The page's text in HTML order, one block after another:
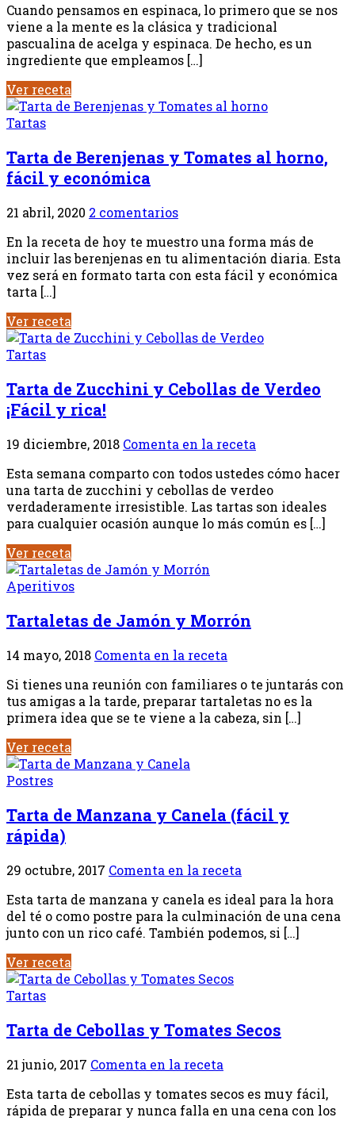
Cuando pensamos en espinaca, lo primero que se nos
viene a la mente es la clásica y tradicional
pascualina de acelga y espinaca. De hecho, es un
ingrediente que empleamos […]
Ver receta
Tartas
Tarta de Berenjenas y Tomates al horno,
fácil y económica
21 abril, 2020 2 comentarios
En la receta de hoy te muestro una forma más de
incluir las berenjenas en tu alimentación diaria. Esta
vez será en formato tarta con esta fácil y económica
tarta […]
Ver receta
Tartas
Tarta de Zucchini y Cebollas de Verdeo
¡Fácil y rica!
19 diciembre, 2018 Comenta en la receta
Esta semana comparto con todos ustedes cómo hacer
una tarta de zucchini y cebollas de verdeo
verdaderamente irresistible. Las tartas son ideales
para cualquier ocasión aunque lo más común es […]
Ver receta
Aperitivos
Tartaletas de Jamón y Morrón
14 mayo, 2018 Comenta en la receta
Si tienes una reunión con familiares o te juntarás con
tus amigas a la tarde, preparar tartaletas no es la
primera idea que se te viene a la cabeza, sin […]
Ver receta
Postres
Tarta de Manzana y Canela (fácil y
rápida)
29 octubre, 2017 Comenta en la receta
Esta tarta de manzana y canela es ideal para la hora
del té o como postre para la culminación de una cena
junto con un rico café. También podemos, si […]
Ver receta
Tartas
Tarta de Cebollas y Tomates Secos
21 junio, 2017 Comenta en la receta
Esta tarta de cebollas y tomates secos es muy fácil,
rápida de preparar y nunca falla en una cena con los